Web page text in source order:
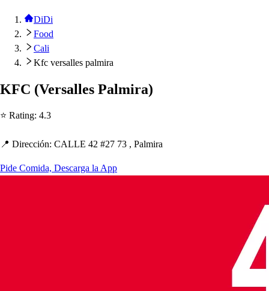
DiDi
Food
Cali
Kfc versalles palmira
KFC (Versalles Palmira)
⭐ Rating: 4.3
📍 Dirección: CALLE 42 #27 73 , Palmira
Pide Comida, Descarga la App